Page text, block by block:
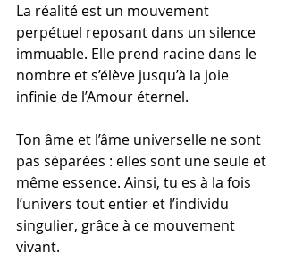
La réalité est un mouvement
perpétuel reposant dans un silence
immuable. Elle prend racine dans le
nombre et s’élève jusqu’à la joie
infinie de l’Amour éternel.
Ton âme et l’âme universelle ne sont
pas séparées : elles sont une seule et
même essence. Ainsi, tu es à la fois
l’univers tout entier et l’individu
singulier, grâce à ce mouvement
vivant.